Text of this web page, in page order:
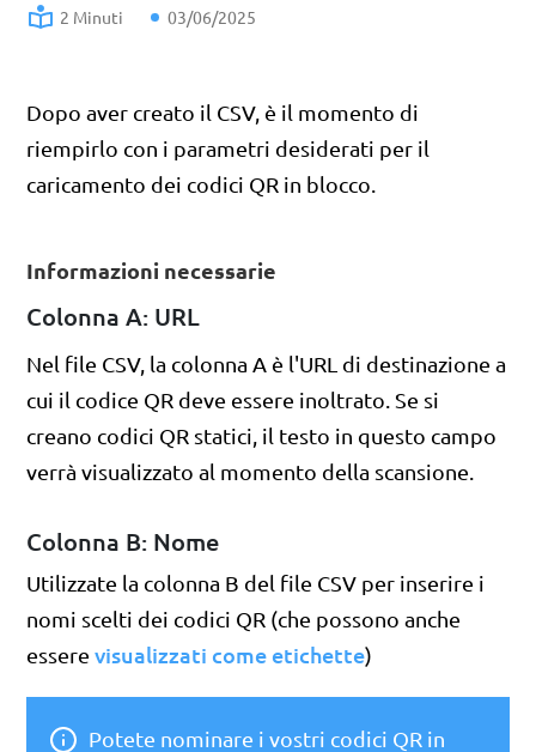
2 Minuti 03/06/2025
Dopo aver creato il CSV, è il momento di
riempirlo con i parametri desiderati per il
caricamento dei codici QR in blocco.
Informazioni necessarie
Colonna A: URL
Nel file CSV, la colonna A è l'URL di destinazione a
cui il codice QR deve essere inoltrato. Se si
creano codici QR statici, il testo in questo campo
verrà visualizzato al momento della scansione.
Colonna B: Nome
Utilizzate la colonna B del file CSV per inserire i
nomi scelti dei codici QR (che possono anche
esserevisualizzati come etichette)
Potete nominare i vostri codici QR in